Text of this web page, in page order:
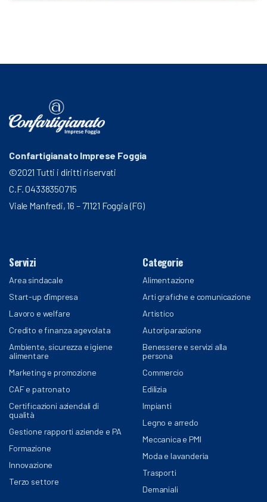
Confartigianato Imprese Foggia
©2021 Tutti i diritti riservati
C.F. 04338350715
Viale Manfredi, 16 – 71121 Foggia (FG)
Servizi
Area sindacale
Start-up d’impresa
Lavoro e welfare
Credito e finanza agevolata
Ambiente, sicurezza e igiene
alimentare
Marketing e promozione
CAF e patronato
Certificazioni aziendali di
qualità
Gestione rapporti aziende e PA
Formazione
Innovazione
Terzo settore
Categorie
Alimentazione
Arti grafiche e comunicazione
Artistico
Autoriparazione
Benessere e servizi alla
persona
Commercio
Edilizia
Impianti
Legno e arredo
Meccanica e PMI
Moda e lavanderia
Trasporti
Demaniali